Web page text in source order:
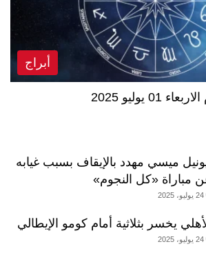
أبراج
يوليو 2025
ميسي مهدد بالإيقاف بسبب غيابه
مباراة «كل النجوم»
24 يوليو، 2025
يخسر بثلاثية أمام كومو الإيطالي
24 يوليو، 2025